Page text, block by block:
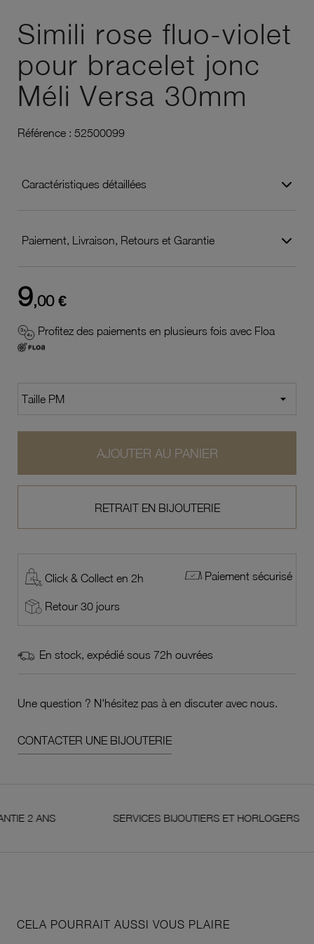
Simili rose fluo-violet
pour bracelet jonc
Méli Versa 30mm
Référence : 52500099
Caractéristiques détaillées
Paiement, Livraison, Retours et Garantie
9,00 €
Profitez des paiements en plusieurs fois avec Floa
AJOUTER AU PANIER
RETRAIT EN BIJOUTERIE
Click & Collect en 2h Paiement sécurisé
Retour 30 jours
En stock, expédié sous 72h ouvrées
Une question ? N'hésitez pas à en discuter avec nous.
CONTACTER UNE BIJOUTERIE
SERVICES BIJOUTIERS ET HORLOGERS
CELA POURRAIT AUSSI VOUS PLAIRE